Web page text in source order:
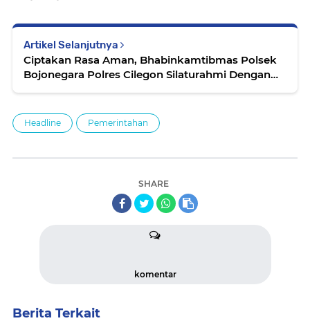
Artikel Selanjutnya
Ciptakan Rasa Aman, Bhabinkamtibmas Polsek
Bojonegara Polres Cilegon Silaturahmi Dengan
Headline Pemerintahan
SHARE
komentar
Berita Terkait